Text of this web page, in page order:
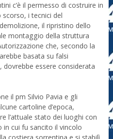
c’è il permesso di costruire in
i tecnici del
il ripristino dello
montaggio della struttura
che, secondo la
basata su falsi
essere considerata
il pm Silvio Pavia e gli
cartoline d’epoca,
l’attuale stato dei luoghi con
in cui fu sancito il vincolo